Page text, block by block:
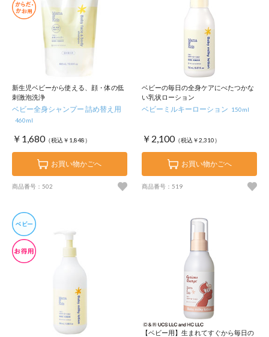
新生児ベビーから使える、顔・体の低
刺激泡洗浄
ベビー全身シャンプー 詰め替え用
460ml
￥1,680（税込￥1,848）
お買い物かごへ
商品番号：502
ベビーの毎日の全身ケアにべたつかな
い乳状ローション
ベビーミルキーローション 150ml
￥2,100（税込￥2,310）
お買い物かごへ
商品番号：519
【ベビー用】生まれてすぐから毎日の